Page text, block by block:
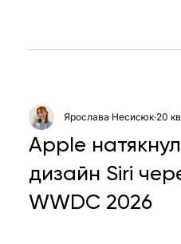
Apple
дизайн Siri
WWDC 2026
Ярослава Несисюк 20